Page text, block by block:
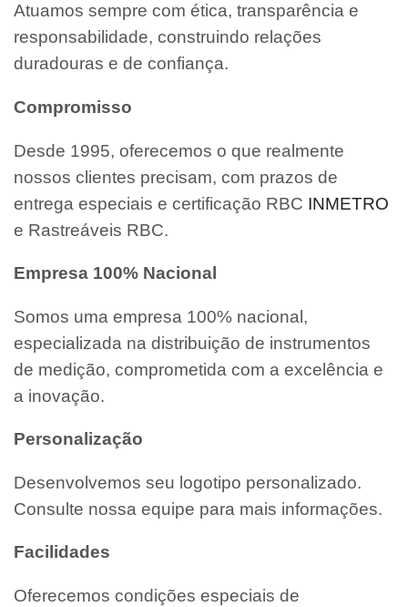
Atuamos sempre com ética, transparência e
responsabilidade, construindo relações
duradouras e de confiança.
Compromisso
Desde 1995, oferecemos o que realmente
nossos clientes precisam, com prazos de
entrega especiais e certificação RBC INMETRO
e Rastreáveis RBC.
Empresa 100% Nacional
Somos uma empresa 100% nacional,
especializada na distribuição de instrumentos
de medição, comprometida com a excelência e
a inovação.
Personalização
Desenvolvemos seu logotipo personalizado.
Consulte nossa equipe para mais informações.
Facilidades
Oferecemos condições especiais de